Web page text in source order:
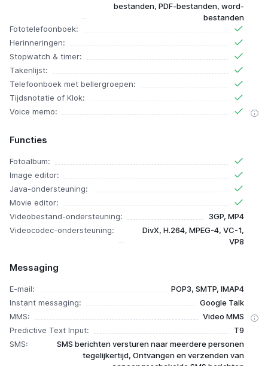
bestanden, PDF-bestanden, word-
bestanden
Fototelefoonboek:
Herinneringen:
Stopwatch & timer:
Takenlijst:
Telefoonboek met bellergroepen:
Tijdsnotatie of Klok:
Voice memo:
Functies
Fotoalbum:
Image editor:
Java-ondersteuning:
Movie editor:
Videobestand-ondersteuning:
3GP, MP4
Videocodec-ondersteuning:
DivX, H.264, MPEG-4, VC-1,
VP8
Messaging
E-mail:
POP3, SMTP, IMAP4
Instant messaging:
Google Talk
MMS:
Video MMS
Predictive Text Input:
T9
SMS:
SMS berichten versturen naar meerdere personen
tegelijkertijd, Ontvangen en verzenden van